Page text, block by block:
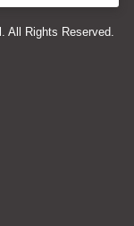
. All Rights Reserved.